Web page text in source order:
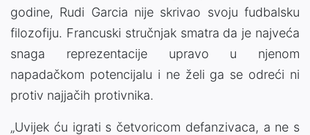
godine, Rudi Garcia nije skrivao svoju fudbalsku
filozofiju. Francuski stručnjak smatra da je najveća
snaga reprezentacije upravo u njenom
napadačkom potencijalu i ne želi ga se odreći ni
protiv najjačih protivnika.
„Uvijek ću igrati s četvoricom defanzivaca, a ne s